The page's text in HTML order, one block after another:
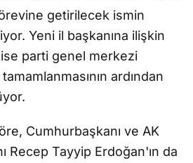
getirilecek ismin
Yeni il başkanına ilişkin
ise parti genel merkezi
ardından
Cumhurbaşkanı ve AK
Recep Tayyip Erdoğan'ın da